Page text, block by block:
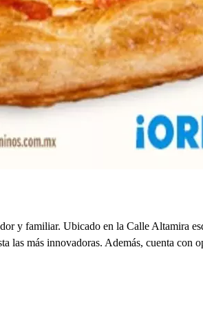
y familiar. Ubicado en la Calle Altamira
las más innovadoras. Además, cuenta